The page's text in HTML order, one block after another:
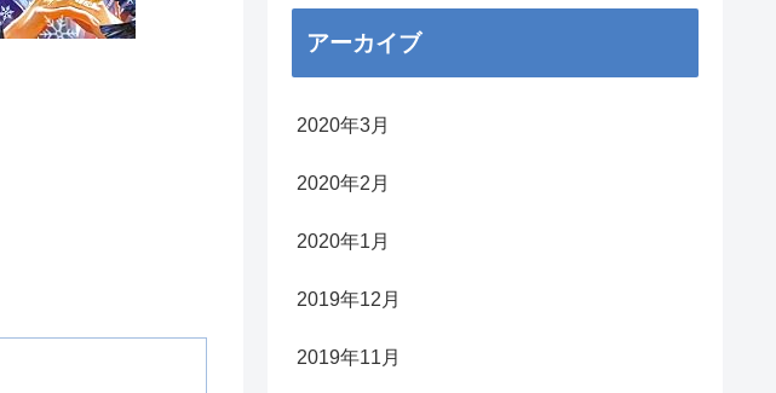
アーカイブ
2020年3月
2020年2月
2020年1月
2019年12月
2019年11月